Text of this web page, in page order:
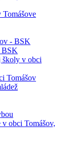
Tomášove
- BSK
BSK
školy v obci
Tomášov
v obci Tomášov,